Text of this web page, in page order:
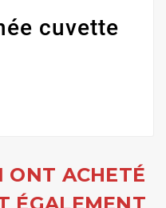
cuvette
ONT ACHETÉ